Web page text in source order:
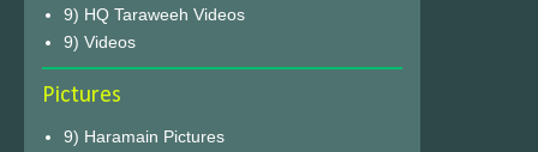
9) HQ Taraweeh Videos
9) Videos
Pictures
9) Haramain Pictures